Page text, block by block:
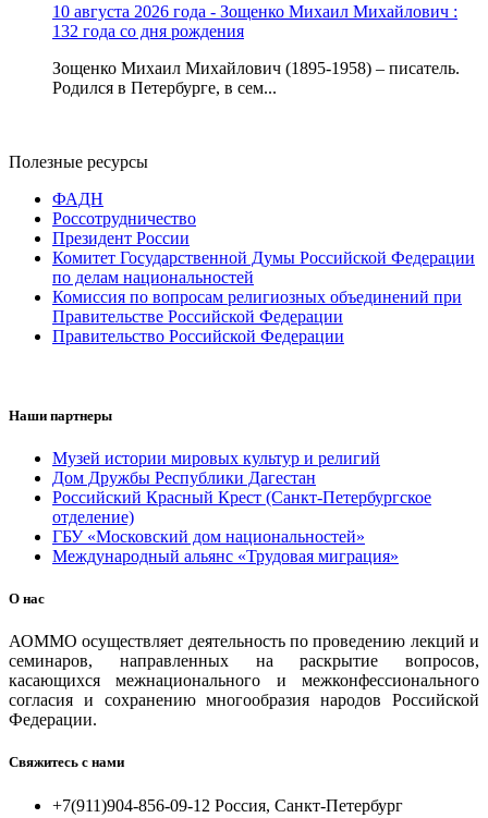
10 августа 2026 года - Зощенко Михаил Михайлович :
132 года со дня рождения
Зощенко Михаил Михайлович (1895-1958) – писатель.
Родился в Петербурге, в сем...
Полезные ресурсы
ФАДН
Россотрудничество
Президент России
Комитет Государственной Думы Российской Федерации
по делам национальностей
Комиссия по вопросам религиозных объединений при
Правительстве Российской Федерации
Правительство Российской Федерации
Наши партнеры
Музей истории мировых культур и религий
Дом Дружбы Республики Дагестан
Российский Красный Крест (Санкт-Петербургское
отделение)
ГБУ «Московский дом национальностей»
Международный альянс «Трудовая миграция»
О нас
АОММО осуществляет деятельность по проведению лекций и
семинаров, направленных на раскрытие вопросов,
касающихся межнационального и межконфессионального
согласия и сохранению многообразия народов Российской
Федерации.
Свяжитесь с нами
+7(911)904-856-09-12 Россия, Санкт-Петербург